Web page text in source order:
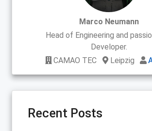
Marco Neumann
Head of Engineering and
Developer.
CAMAO TEC
Leipzig
Recent Posts